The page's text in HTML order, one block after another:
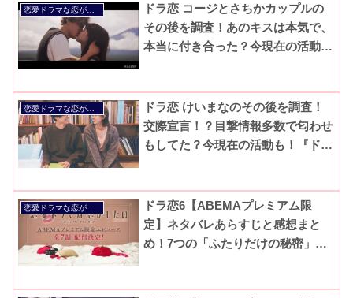
恋愛ドラマな恋がしたい
ドラ恋 コージとさちかカップルの
その後を調査！あのキスは本気で、
本当に付き合った？今現在の活動
恋愛ドラマな恋がしたい
ドラ恋 けいまなのその後を調査！
交際宣言！？目撃情報多数で匂わせ
もしてた？今現在の活動も！『ドラ
恋愛ドラマな恋がしたい
ドラ恋6【ABEMAプレミアム限
定】ネタバレあらすじと感想まと
め！7つの「ふたりだけの秘密」と